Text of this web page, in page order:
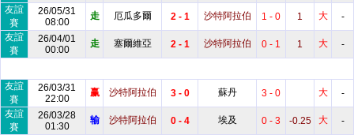
友誼
賽
26/05/31
08:00
走 厄瓜多爾 2 - 1 沙特阿拉伯 1 - 0 1 大
-
友誼
賽
26/04/01
00:00
走 塞爾維亞 2 - 1 沙特阿拉伯 0 - 1 1 大 -
友誼
賽
26/03/31
22:00
赢 沙特阿拉伯 3 - 0 蘇丹 3 - 0 大
-
友誼
賽
26/03/28
01:30
输 沙特阿拉伯 0 - 4 埃及 0 - 3 -0.25 大
-